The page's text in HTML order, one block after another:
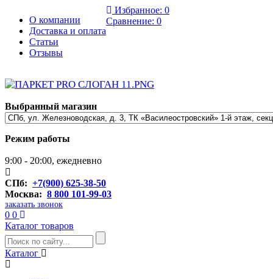
О компании
Доставка и оплата
Статьи
Отзывы
Избранное: 0
Сравнение: 0
Выбранный магазин
Режим работы
9:00 - 20:00, ежедневно
СПб: +7(900) 625-38-50
Москва: 8 800 101-99-03
заказать звонок
0 0
Каталог товаров
Каталог